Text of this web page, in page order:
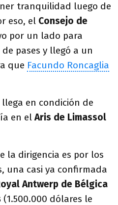
tranquilidad luego de
eso, el Consejo de
por un lado para
pases y llegó a un
que Facundo Roncaglia
en condición de
en elAris de Limassol
la dirigencia es por los
una casi ya confirmada
Antwerp de Bélgica
(1.500.000 dólares le